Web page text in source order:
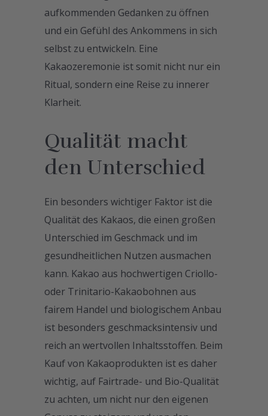
aufkommenden Gedanken zu öffnen
und ein Gefühl des Ankommens in sich
selbst zu entwickeln. Eine
Kakaozeremonie ist somit nicht nur ein
Ritual, sondern eine Reise zu innerer
Klarheit.
Qualität macht
den Unterschied
Ein besonders wichtiger Faktor ist die
Qualität des Kakaos, die einen großen
Unterschied im Geschmack und im
gesundheitlichen Nutzen ausmachen
kann. Kakao aus hochwertigen Criollo-
oder Trinitario-Kakaobohnen aus
fairem Handel und biologischem Anbau
ist besonders geschmacksintensiv und
reich an wertvollen Inhaltsstoffen. Beim
Kauf von Kakaoprodukten ist es daher
wichtig, auf Fairtrade- und Bio-Qualität
zu achten, um nicht nur den eigenen